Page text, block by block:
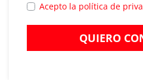
Acepto la política de
QUIERO